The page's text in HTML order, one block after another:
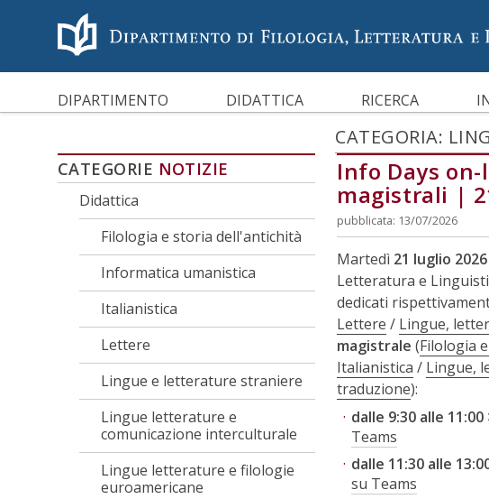
Menù accessibilità
to main menu
to content
DIPARTIMENTO DIDATTICA RICERCA
CATEGORIA:
CATEGORIE NOTIZIE
Didattica
Filologia e storia dell'antichità
Informatica umanistica
Italianistica
Lettere
Lingue e letterature straniere
Lingue letterature e
comunicazione interculturale
Lingue letterature e filologie
euroamericane
Info Days
magistrali |
pubblicata: 13/07/2026
Martedì 21 luglio 2026
Letteratura e
dedicati
Lettere / Lingue,
magistrale (Filologia
Italianistica / Lingue,
traduzione):
dalle 9:30 alle 11:00
Teams
dalle 11:30 alle
su Teams